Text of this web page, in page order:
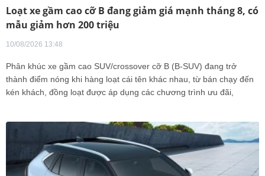
Loạt xe gầm cao cỡ B đang giảm giá mạnh tháng 8, có
mẫu giảm hơn 200 triệu
10/08/2026 13:48
Phân khúc xe gầm cao SUV/crossover cỡ B (B-SUV) đang trở
thành điểm nóng khi hàng loạt cái tên khác nhau, từ bán chạy đến
kén khách, đồng loạt được áp dụng các chương trình ưu đãi,